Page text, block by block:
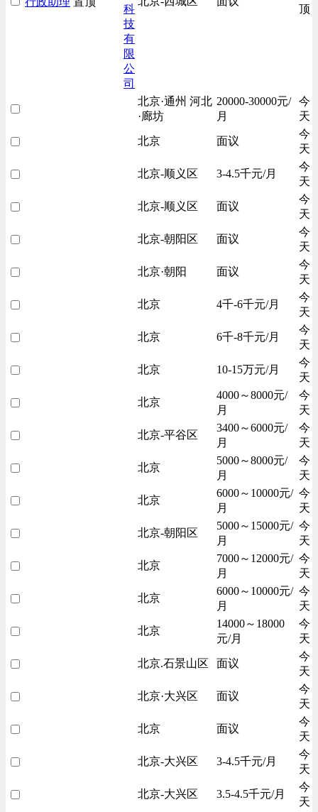
科
技
有
限
公
司
顶
北京·通州 河北
·廊坊
20000-30000元/
月
今
天
北京 面议
今
天
北京-顺义区 3-4.5千元/月
今
天
北京-顺义区 面议
今
天
北京-朝阳区 面议
今
天
北京·朝阳 面议
今
天
北京 4千-6千元/月
今
天
北京 6千-8千元/月
今
天
北京 10-15万元/月
今
天
北京
4000～8000元/
月
今
天
北京-平谷区
3400～6000元/
月
今
天
北京
5000～8000元/
月
今
天
北京
6000～10000元/
月
今
天
北京-朝阳区
5000～15000元/
月
今
天
北京
7000～12000元/
月
今
天
北京
6000～10000元/
月
今
天
北京
14000～18000
元/月
今
天
北京.石景山区 面议
今
天
北京·大兴区 面议
今
天
北京 面议
今
天
北京-大兴区 3-4.5千元/月
今
天
北京-大兴区 3.5-4.5千元/月
今
天